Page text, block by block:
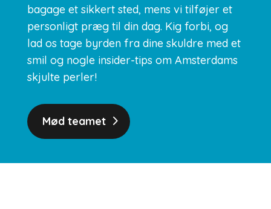
bagage et sikkert sted, mens vi tilføjer et
personligt præg til din dag. Kig forbi, og
lad os tage byrden fra dine skuldre med et
smil og nogle insider-tips om Amsterdams
skjulte perler!
Mød teamet